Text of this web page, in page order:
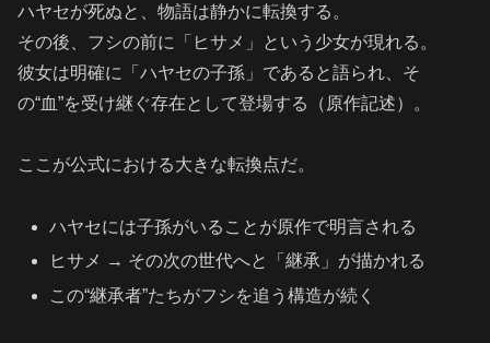
ハヤセが死ぬと、物語は静かに転換する。
その後、フシの前に「ヒサメ」という少女が現れる。
彼女は明確に「ハヤセの子孫」であると語られ、そ
の“血”を受け継ぐ存在として登場する（原作記述）。
ここが公式における大きな転換点だ。
ハヤセには子孫がいることが原作で明言される
ヒサメ → その次の世代へと「継承」が描かれる
この“継承者”たちがフシを追う構造が続く